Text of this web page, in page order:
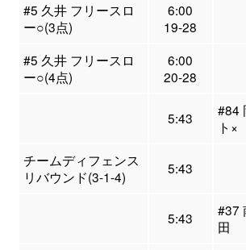
#5 久井 フリースロ
ー○(3点)
6:00
19-28
#5 久井 フリースロ
ー○(4点)
6:00
20-28
5:43
#84
ト×
チームディフェンス
リバウンド(3-1-4)
5:43
5:43
#37
田